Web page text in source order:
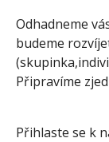
Odhadneme
budeme
Připravíme
Přihlaste se k